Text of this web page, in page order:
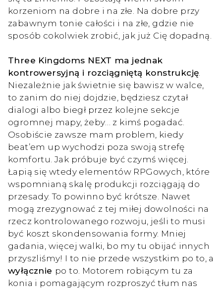
korzeniom na dobre i na złe. Na dobre przy
zabawnym tonie całości i na złe, gdzie nie
sposób cokolwiek zrobić, jak już Cię dopadną.
Three Kingdoms NEXT ma jednak
kontrowersyjną i rozciągniętą konstrukcję
Niezależnie jak świetnie się bawisz w walce,
to zanim do niej dojdzie, będziesz czytał
dialogi albo biegł przez kolejne sekcje
ogromnej mapy, żeby… z kimś pogadać.
Osobiście zawsze mam problem, kiedy
beat’em up wychodzi poza swoją strefę
komfortu. Jak próbuje być czymś więcej.
Łapią się wtedy elementów RPGowych, które
wspomnianą skalę produkcji rozciągają do
przesady. To powinno być krótsze. Nawet
mogą zrezygnować z tej miłej dowolności na
rzecz kontrolowanego rozwoju, jeśli to musi
być koszt skondensowania formy. Mniej
gadania, więcej walki, bo my tu obijać innych
przyszliśmy! I to nie przede wszystkim po to, a
wyłącznie po to. Motorem robiącym tu za
konia i pomagającym rozproszyć tłum nas